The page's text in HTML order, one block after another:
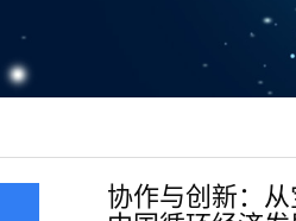
协作与创新：